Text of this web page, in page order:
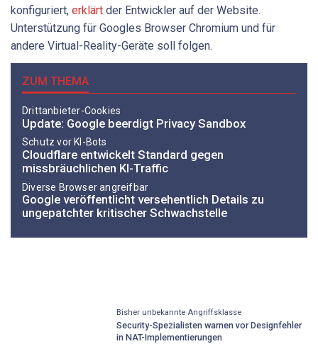
konfiguriert, erklärt der Entwickler auf der Website.
Unterstützung für Googles Browser Chromium und für
andere Virtual-Reality-Geräte soll folgen.
ZUM THEMA
Drittanbieter-Cookies
Update: Google beerdigt Privacy Sandbox
Schutz vor KI-Bots
Cloudflare entwickelt Standard gegen
missbräuchlichen KI-Traffic
Diverse Browser angreifbar
Google veröffentlicht versehentlich Details zu
ungepatchter kritischer Schwachstelle
Bisher unbekannte Angriffsklasse
Security-Spezialisten warnen vor Designfehler
in NAT-Implementierungen